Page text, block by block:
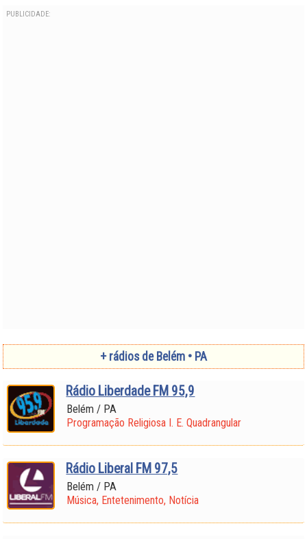
PUBLICIDADE:
+ rádios de Belém • PA
Rádio Liberdade FM 95,9
Belém / PA
Programação Religiosa I. E. Quadrangular
Rádio Liberal FM 97,5
Belém / PA
Música, Entetenimento, Notícia